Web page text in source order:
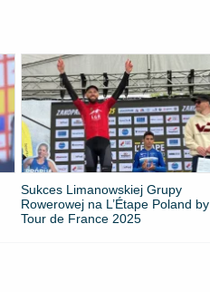
Sukces Limanowskiej Grupy
Rowerowej na L’Étape Poland by
Tour de France 2025